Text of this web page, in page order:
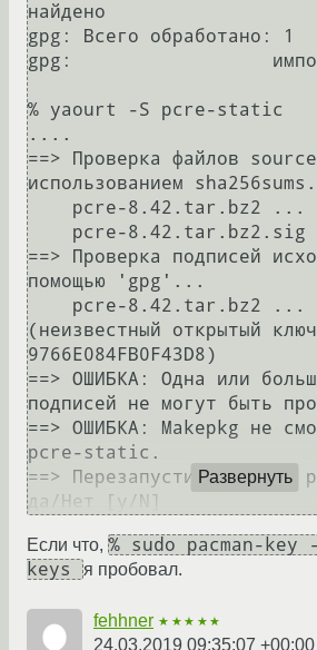
найдено
gpg: Всего обработано: 1
gpg:
% yaourt -S pcre-static
....
==> Проверка файлов
использованием
==> Проверка подписей
помощью 'gpg'...
(неизвестный открытый ключ
9766E084FB0F43D8)
==> ОШИБКА: Одна или
подписей не могут быть
==> ОШИБКА: Makepkg не
pcre-static.
==> Перезапустить
да/Нет [y/N]
Развернуть
Если что, % sudo pacman-
keys
я пробовал.
fehhner ★★★★★
24.03.2019 09:35:07 +00:00